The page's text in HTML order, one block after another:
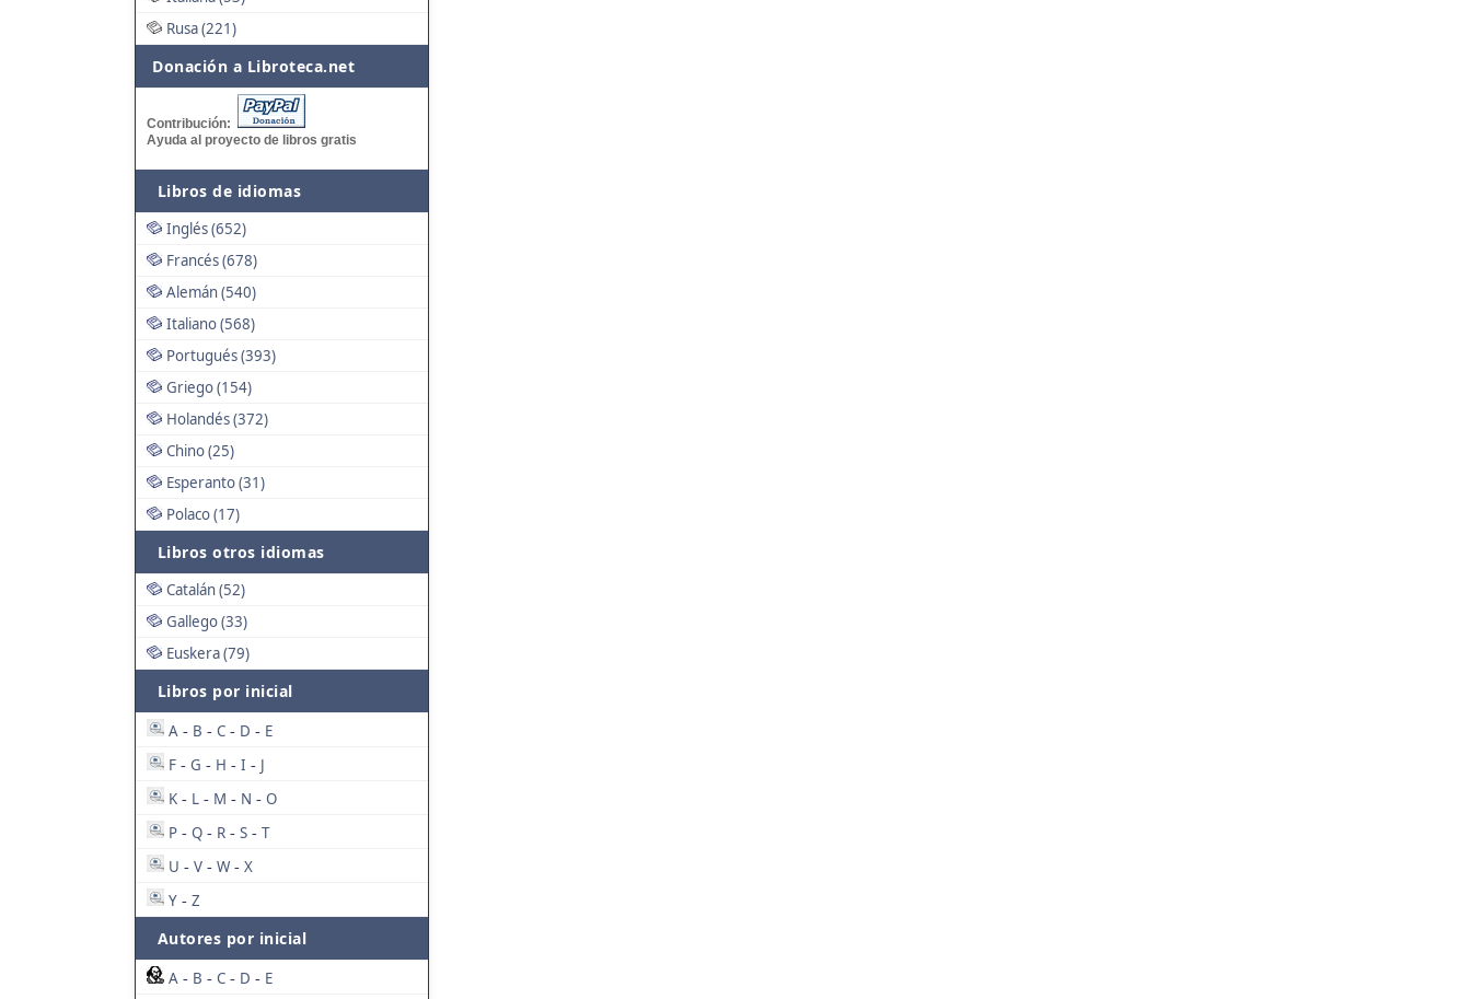
Rusa (221)
Donación a Libroteca.net
Contribución:
Ayuda al proyecto de libros gratis
Libros de idiomas
Inglés (652)
Francés (678)
Alemán (540)
Italiano (568)
Portugués (393)
Griego (154)
Holandés (372)
Chino (25)
Esperanto (31)
Polaco (17)
Libros otros idiomas
Catalán (52)
Gallego (33)
Euskera (79)
Libros por inicial
A - B - C - D - E
F - G - H - I - J
K - L - M - N - O
P - Q - R - S - T
U - V - W - X
Y - Z
Autores por inicial
A - B - C - D - E